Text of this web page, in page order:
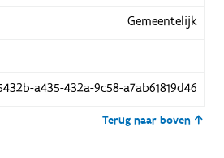
Gemeentelijk
a435-432a-9c58-a7ab61819d46
Terug naar boven